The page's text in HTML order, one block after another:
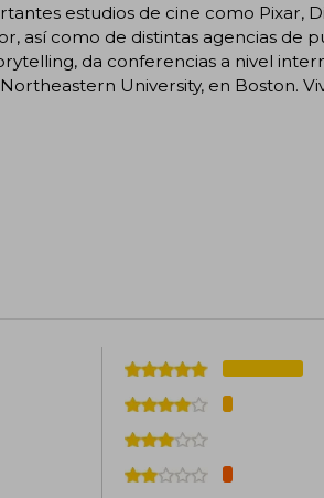
estudios de cine como Pixar,
así como de distintas agencias de
da conferencias a nivel
University, en Boston.